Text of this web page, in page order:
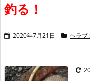
釣る！
2020年7月21日 ヘラブ